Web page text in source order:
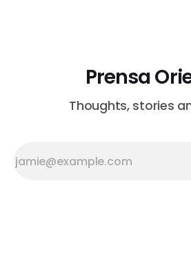
Prensa
Thoughts, stories